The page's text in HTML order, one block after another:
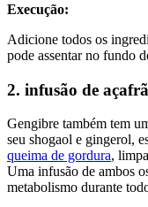
Execução:
Adicione todos os
pode assentar no fundo
2. infusão de
Gengibre também tem
seu shogaol e gingerol,
queima de gordura,
Uma infusão de ambos
metabolismo durante